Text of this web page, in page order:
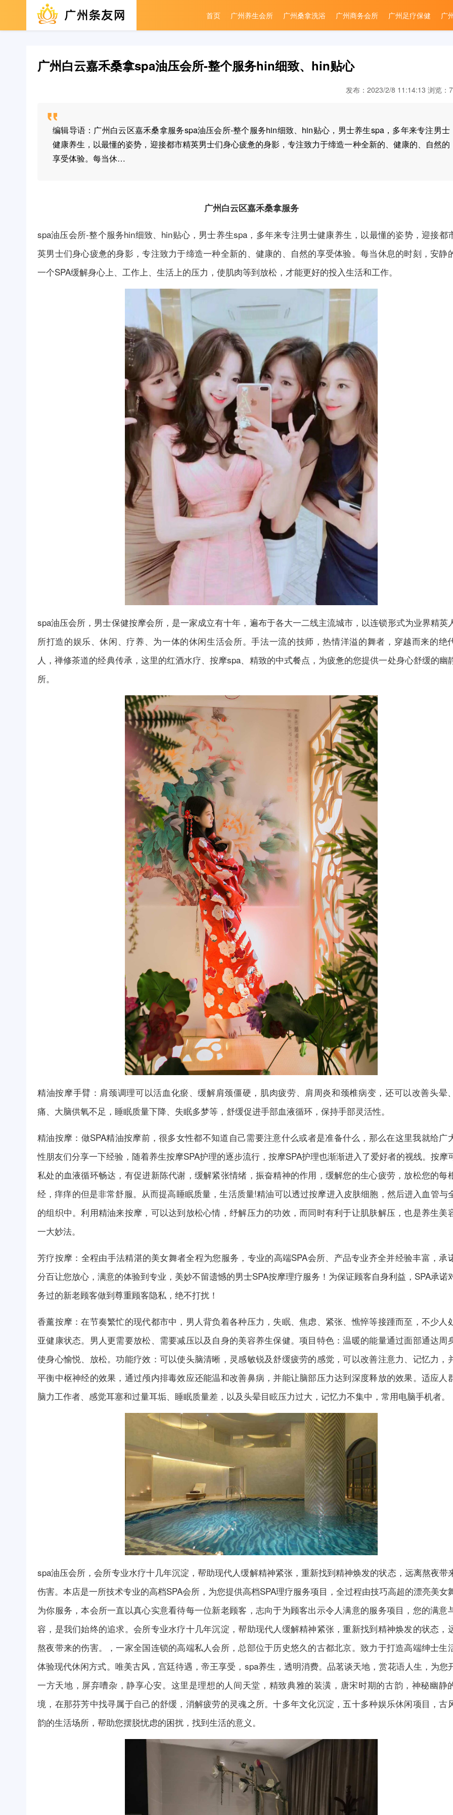
首页 广州养生会所 广州桑拿洗浴 广州商务会所 广州足疗保健 广
广州白云嘉禾桑拿spa油压会所-整个服务hin细致、hin贴心
发布：2023/2/8 11:14:13 浏览：
编辑导语：广州白云区嘉禾桑拿服务spa油压会所-整个服务hin细致、hin贴心，男士养生spa，多年来专注男士
健康养生，以最懂的姿势，迎接都市精英男士们身心疲惫的身影，专注致力于缔造一种全新的、健康的、自然的
享受体验。每当休…
广州白云区嘉禾桑拿服务
spa油压会所-整个服务hin细致、hin贴心，男士养生spa，多年来专注男士健康养生 ，以最懂的姿势，迎接都
英男士们身心疲惫的身影，专注致力于缔造一种全新的、健康的、自然的享受体验。每当休息的时刻，安静
一个SPA缓解身心上、工作上、生活上的压力，使肌肉等到放松，才能更好的投入生活和工作。
spa油压会所 ，男士保健按摩会所，是一家成立有十年，遍布于各大一二线主流城市，以连锁形式为业界精英
所打造的娱乐、休闲、疗养、为一体的休闲生活会所。手法一流的技师，热情洋溢的舞者，穿越而来的绝
人，禅修茶道的经典传承，这里的红酒水疗、按摩spa、精致的中式餐点，为疲惫的您提供一处身心舒缓的幽
所。
精油按摩手臂：肩颈调理可以活血化瘀、缓解肩颈僵硬，肌肉疲劳、肩周炎和颈椎病变，还可以改善头晕
痛、大脑供氧不足，睡眠质量下降、失眠多梦等，舒缓促进手部血液循环，保持手部灵活性。
精油按摩：做SPA精油按摩前，很多女性都不知道自己需要注意什么或者是准备什么，那么在这里我就给广
性朋友们分享一下经验，随着养生按摩SPA护理的逐步流行，按摩SPA护理也渐渐进入了爱好者的视线。按摩
私处的血液循环畅达，有促进新陈代谢，缓解紧张情绪，振奋精神的作用，缓解您的生心疲劳，放松您的每
经，痒痒的但是非常舒服。从而提高睡眠质量，生活质量!精油可以透过按摩进入皮肤细胞，然后进入血管与
的组织中。利用精油来按摩，可以达到放松心情，纾解压力的功效，而同时有利于让肌肤解压，也是养生美
一大妙法。
芳疗按摩：全程由手法精湛的美女舞者全程为您服务，专业的高端SPA会所、产品专业齐全并经验丰富，承
分百让您放心，满意的体验到专业，美妙不留遗憾的男士SPA按摩理疗服务！为保证顾客自身利益，SPA承诺
务过的新老顾客做到尊重顾客隐私，绝不打扰！
香薰按摩：在节奏繁忙的现代都市中，男人背负着各种压力，失眠、焦虑、紧张、憔悴等接踵而至，不少人
亚健康状态。男人更需要放松、需要减压以及自身的美容养生保健。项目特色：温暖的能量通过面部通达周
使身心愉悦、放松。功能疗效：可以使头脑清晰，灵感敏锐及舒缓疲劳的感觉，可以改善注意力、记忆力，
平衡中枢神经的效果，通过颅内排毒效应还能温和改善鼻病，并能让脑部压力达到深度释放的效果。适应人
脑力工作者、感觉耳塞和过量耳垢、睡眠质量差，以及头晕目眩压力过大，记忆力不集中，常用电脑手机者。
spa油压会所，会所专业水疗十几年沉淀，帮助现代人缓解精神紧张，重新找到精神焕发的状态，远离熬夜带
伤害。本店是一所技术专业的高档SPA会所，为您提供高档SPA理疗服务项目，全过程由技巧高超的漂亮美女
为你服务，本会所一直以真心实意看待每一位新老顾客，志向于为顾客出示令人满意的服务项目，您的满意
容，是我们始终的追求。会所专业水疗十几年沉淀，帮助现代人缓解精神紧张，重新找到精神焕发的状态，
熬夜带来的伤害。，一家全国连锁的高端私人会所，总部位于历史悠久的古都北京。致力于打造高端绅士生
体验现代休闲方式。唯美古风，宫廷待遇，帝王享受，spa养生，透明消费。品茗谈天地，赏花语人生，为您
一方天地，屏弃嘈杂，静享心安。这里是理想的人间天堂，精致典雅的装潢，唐宋时期的古韵，神秘幽静
境，在那芬芳中找寻属于自己的舒缓，消解疲劳的灵魂之所。十多年文化沉淀，五十多种娱乐休闲项目，古
韵的生活场所，帮助您摆脱忧虑的困扰，找到生活的意义。